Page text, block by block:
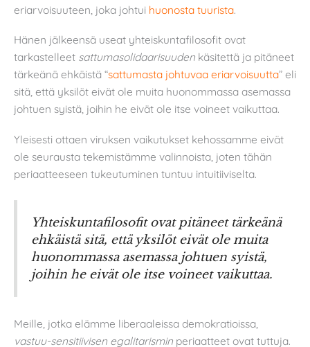
eriarvoisuuteen, joka johtui huonosta tuurista.
Hänen jälkeensä useat yhteiskuntafilosofit ovat
tarkastelleet sattumasolidaarisuuden käsitettä ja pitäneet
tärkeänä ehkäistä “sattumasta johtuvaa eriarvoisuutta” eli
sitä, että yksilöt eivät ole muita huonommassa asemassa
johtuen syistä, joihin he eivät ole itse voineet vaikuttaa.
Yleisesti ottaen viruksen vaikutukset kehossamme eivät
ole seurausta tekemistämme valinnoista, joten tähän
periaatteeseen tukeutuminen tuntuu intuitiiviselta.
Yhteiskuntafilosofit ovat pitäneet tärkeänä
ehkäistä sitä, että yksilöt eivät ole muita
huonommassa asemassa johtuen syistä,
joihin he eivät ole itse voineet vaikuttaa.
Meille, jotka elämme liberaaleissa demokratioissa,
vastuu-sensitiivisen egalitarismin periaatteet ovat tuttuja.